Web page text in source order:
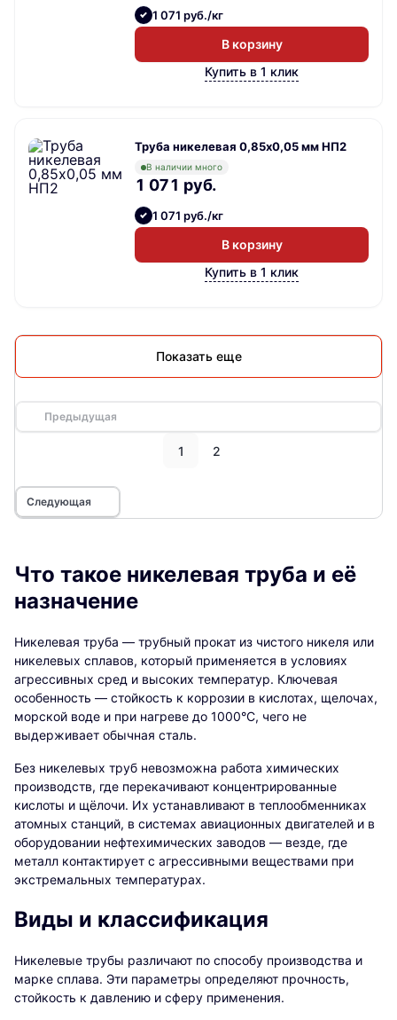
1 071 руб./кг
В корзину
Купить в 1 клик
Труба никелевая 0,85х0,05 мм НП2
В наличии много
1 071 руб.
1 071 руб./кг
В корзину
Купить в 1 клик
Показать еще
Предыдущая
1 2
Следующая
Что такое никелевая труба и её
назначение
Никелевая труба — трубный прокат из чистого никеля или
никелевых сплавов, который применяется в условиях
агрессивных сред и высоких температур. Ключевая
особенность — стойкость к коррозии в кислотах, щелочах,
морской воде и при нагреве до 1000°C, чего не
выдерживает обычная сталь.
Без никелевых труб невозможна работа химических
производств, где перекачивают концентрированные
кислоты и щёлочи. Их устанавливают в теплообменниках
атомных станций, в системах авиационных двигателей и в
оборудовании нефтехимических заводов — везде, где
металл контактирует с агрессивными веществами при
экстремальных температурах.
Виды и классификация
Никелевые трубы различают по способу производства и
марке сплава. Эти параметры определяют прочность,
стойкость к давлению и сферу применения.